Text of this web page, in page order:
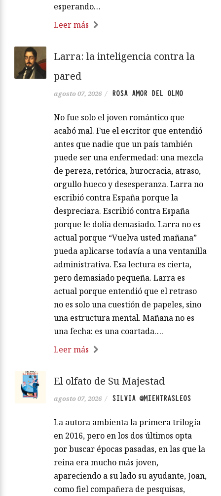
esperando…
Leer más
Larra: la inteligencia contra la
pared
agosto 07, 2026 / ROSA AMOR DEL OLMO
No fue solo el joven romántico que
acabó mal. Fue el escritor que entendió
antes que nadie que un país también
puede ser una enfermedad: una mezcla
de pereza, retórica, burocracia, atraso,
orgullo hueco y desesperanza. Larra no
escribió contra España porque la
despreciara. Escribió contra España
porque le dolía demasiado. Larra no es
actual porque “Vuelva usted mañana”
pueda aplicarse todavía a una ventanilla
administrativa. Esa lectura es cierta,
pero demasiado pequeña. Larra es
actual porque entendió que el retraso
no es solo una cuestión de papeles, sino
una estructura mental. Mañana no es
una fecha: es una coartada….
Leer más
El olfato de Su Majestad
agosto 07, 2026 / SILVIA @MIENTRASLEOS
La autora ambienta la primera trilogía
en 2016, pero en los dos últimos opta
por buscar épocas pasadas, en las que la
reina era mucho más joven,
apareciendo a su lado su ayudante, Joan,
como fiel compañera de pesquisas,